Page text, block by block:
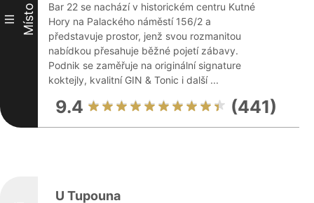
III Místo
Bar 22 se nachází v historickém centru Kutné
Hory na Palackého náměstí 156/2 a
představuje prostor, jenž svou rozmanitou
nabídkou přesahuje běžné pojetí zábavy.
Podnik se zaměřuje na originální signature
koktejly, kvalitní GIN & Tonic i další ...
9.4 (441)
U Tupouna